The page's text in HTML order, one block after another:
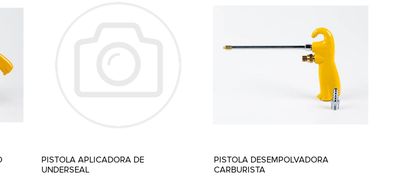
PISTOLA APLICADORA DE
UNDERSEAL
PISTOLA DESEMPOLVADORA
CARBURISTA